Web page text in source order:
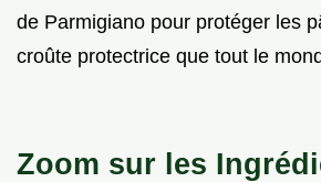
de Parmigiano pour protéger les
croûte protectrice que tout le
Zoom sur les